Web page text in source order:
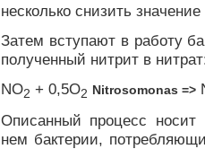
несколько снизить
Затем вступают в работу
полученный нитрит в
NO2 + 0,5O2 Nitrosomonas =>
Описанный процесс
нем бактерии,